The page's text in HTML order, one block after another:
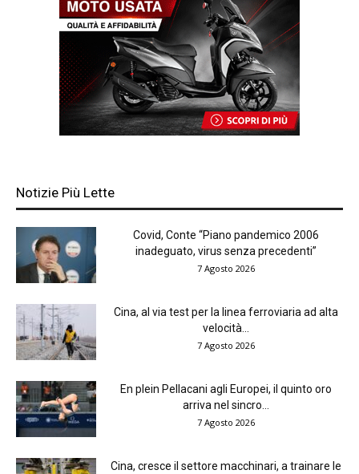
Notizie Più Lette
Covid, Conte “Piano pandemico 2006
inadeguato, virus senza precedenti”
7 Agosto 2026
Cina, al via test per la linea ferroviaria ad alta
velocità...
7 Agosto 2026
En plein Pellacani agli Europei, il quinto oro
arriva nel sincro...
7 Agosto 2026
Cina, cresce il settore macchinari, a trainare le